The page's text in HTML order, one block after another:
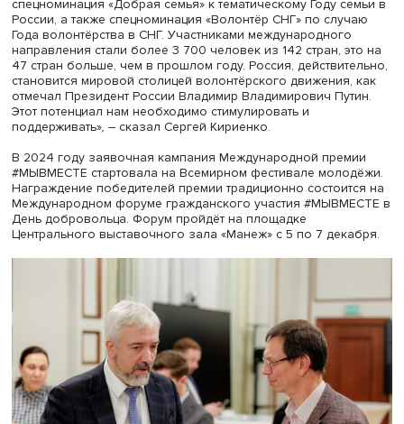
«По данным ВЦИОМ 28% россиян участвует в
проектах, но что не менее важно – еще 67% хотели бы
принять в них участие. Такого уровня гражданского
кажется, нет нигде в мире. В этом году в премии
зарегистрировалось 49 521 человек из всех регионов
и 142 стран мира, в народном голосовании приняли
более 800 тысяч россиян. Впервые в этом году
России, а также спецноминация «Волонтёр СНГ» по
Года волонтёрства в СНГ. Участниками международного
направления стали более 3 700 человек из 142 стран,
47 стран больше, чем в прошлом году. Россия,
становится мировой столицей волонтёрского
отмечал Президент России Владимир Владимирович
сказал Сергей Кириенко.
В 2024 году заявочная кампания Международной
#МЫВМЕСТЕ стартовала на Всемирном фестивале
Награждение победителей премии традиционно
Международном форуме гражданского участия
День добровольца. Форум пройдёт на площадке
Центрального выставочного зала «Манеж» с 5 по 7